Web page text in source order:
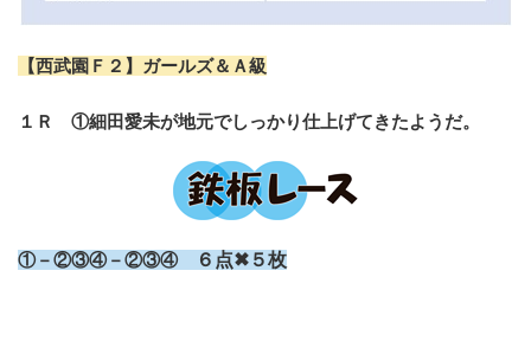
よくある質問
【西武園Ｆ２】ガールズ＆Ａ級
１Ｒ ①細田愛未が地元でしっかり仕上げてきたようだ。
①－②③④－②③④ ６点✖５枚